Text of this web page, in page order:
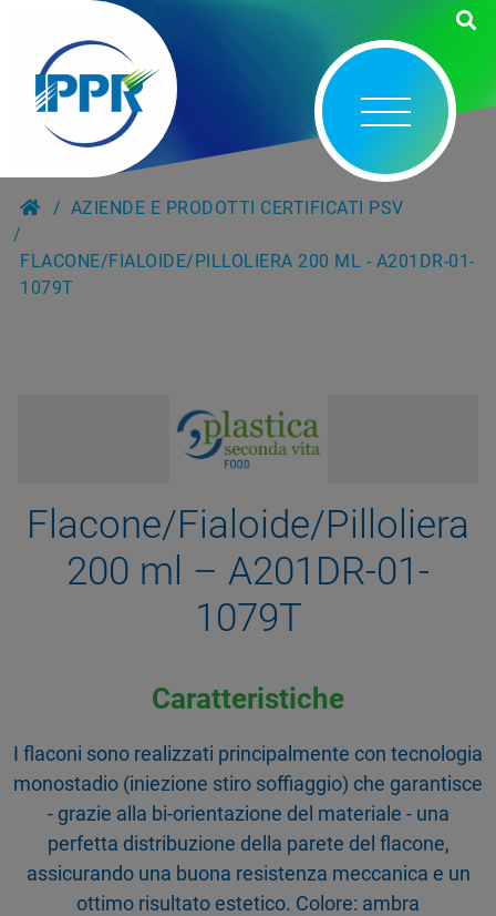
AZIENDE E PRODOTTI CERTIFICATI PSV
FLACONE/FIALOIDE/PILLOLIERA 200 ML - A201DR-01-
1079T
Flacone/Fialoide/Pilloliera
200 ml – A201DR-01-
1079T
Caratteristiche
I flaconi sono realizzati principalmente con tecnologia
monostadio (iniezione stiro soffiaggio) che garantisce
- grazie alla bi-orientazione del materiale - una
perfetta distribuzione della parete del flacone,
assicurando una buona resistenza meccanica e un
ottimo risultato estetico. Colore: ambra